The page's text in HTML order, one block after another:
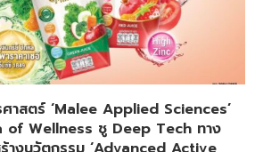
าสตร์ ‘Malee Applied Sciences’
of Wellness ชู Deep Tech ทาง